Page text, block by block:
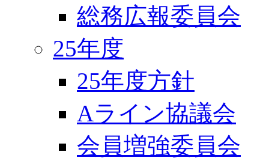
総務広報委員会
25年度
25年度方針
Aライン協議会
会員増強委員会